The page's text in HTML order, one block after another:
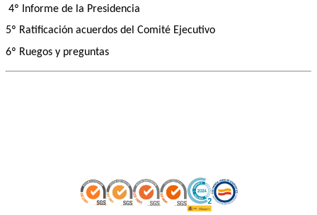
4º Informe de la Presidencia
5º Ratificación acuerdos del Comité Ejecutivo
6º Ruegos y preguntas